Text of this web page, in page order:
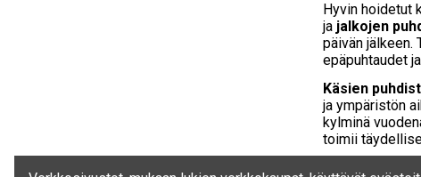
Hyvin hoidetut
ja jalkojen
päivän
epäpuhtaudet
Käsien
ja ympäristön
kylminä
toimii
Jalkojen